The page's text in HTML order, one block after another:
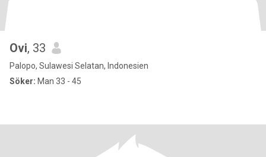
Ovi, 33
Palopo, Sulawesi Selatan, Indonesien
Söker: Man 33 - 45